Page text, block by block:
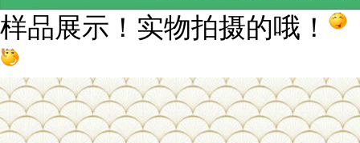
样品展示！实物拍摄的哦！